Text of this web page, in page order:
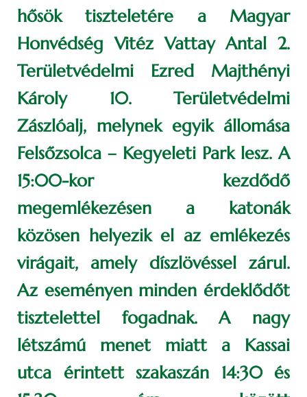
hősök tiszteletére a Magyar
Honvédség Vitéz Vattay Antal 2.
Területvédelmi Ezred Majthényi
Károly 10. Területvédelmi
Zászlóalj, melynek egyik állomása
Felsőzsolca – Kegyeleti Park lesz. A
15:00-kor kezdődő
megemlékezésen a katonák
közösen helyezik el az emlékezés
virágait, amely díszlövéssel zárul.
Az eseményen minden érdeklődőt
tisztelettel fogadnak. A nagy
létszámú menet miatt a Kassai
utca érintett szakaszán 14:30 és